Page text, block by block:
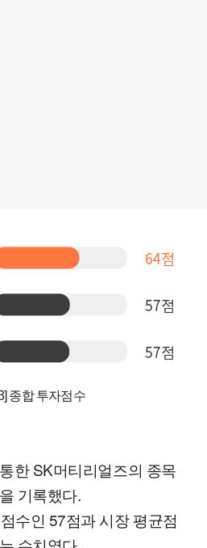
종합 투자점수
한 SK머티리얼즈의 종목
기록했다.
수인 57점과 시장 평균점